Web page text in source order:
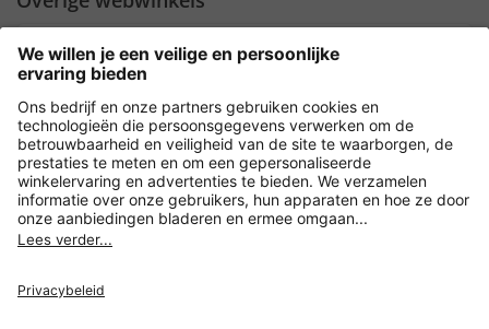
Nederland
Payment and Delivery
Versleuteling met